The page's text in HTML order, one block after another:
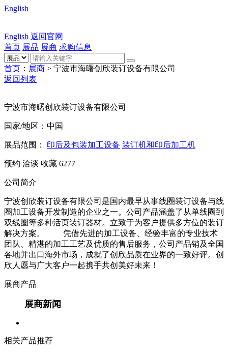
English
English 返回官网
首页 展品 展商 求购信息
首页 ： 展商 > 宁波市海曙创欣装订设备有限公司
返回列表
宁波市海曙创欣装订设备有限公司
国家/地区：中国
展品范围： 印后及包装加工设备 装订机和印后加工机
预约 洽谈 收藏 6277
公司简介
宁波创欣装订设备有限公司是国内最早从事线圈装订设备与线
圈加工设备开发制造的企业之一。公司产品涵盖了从单线圈到
双线圈等多种活页装订器材。立致于为客户提供多方位的装订
解决方案。 凭借先进的加工设备、经验丰富的专业技术
团队、精湛的加工工艺及优质的售后服务，公司产品销及全国
各地并出口海外市场，成就了创欣品质在业界的一致好评。创
欣人愿与广大客户一起携手共创美好未来！
展商产品
展商新闻
相关产品推荐